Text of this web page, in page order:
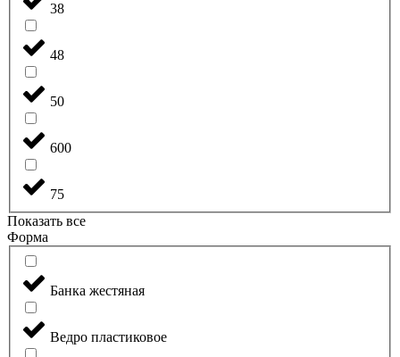
38
48
50
600
75
Показать все
Форма
Банка жестяная
Ведро пластиковое